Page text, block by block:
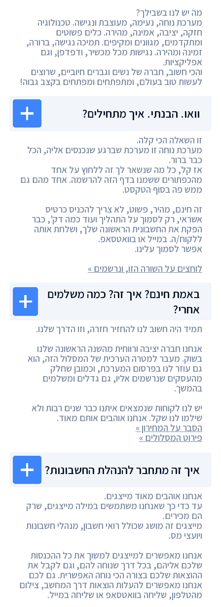
מה יש לנו בשבילך?
מערכת נוחה, נעימה, מעוצבת ונגישה. טכנולוגיה
חזקה, יציבה, אמינה, מהירה. כלים פשוטים
ומתקדמים, מגוונים ומקיפים. תמיכה נגישה, ברורה,
זמינה ומהירה. נגישות מכל מכשיר, ודפדפן, וגם
אפליקציות.
והכי חשוב, חברה של נשים וגברים חיוביים, שרוצים
לעשות טוב בעולם, ומתפתחים ומפתחים בקצב גבוה!
וואו. הבנתי. איך מתחילים?
זו השאלה הכי קלה.
מערכת נוחה זו מערכת שברגע שנכנסים אליה, הכל
כבר ברור.
אז קל, כל מה שנשאר לך זה ללחוץ על אחד
מהכפתורים ששמנו בדף הזה להרשמה. אחד מהם גם
ממש פה בסוף הטקסט.
זה חינם, מהיר, פשוט, לא צריך להכניס כרטיס
אשראי, רק לסמוך על התהליך ועוד כמה דק', כבר
הפקת את החשבונית הראשונה שלך, ושלחת אותה
ללקוח/ה. במייל או בוואטסאפ.
אפשר לסמוך עלינו.
לוחצים על השורה הזו, ונרשמים »
באמת חינם? איך זה? כמה משלמים
אחרי?
תמיד היה חשוב לנו להחזיר חזרה, וזו הדרך שלנו.
אנחנו חברה יציבה ורווחית מהשנה הראשונה שלנו
בשוק. מעבר למטרה הערכית של המסלול הזה, הוא
גם עוזר לנו בפרסום המערכת, וכמובן שחלק
מהעסקים שנרשמים אליו, גם גדלים ומשלמים
בהמשך.
יש לנו לקוחות שנמצאים איתנו כבר שנים רבות ולא
שילמו לנו שקל. אנחנו אוהבים אותם מאוד.
הסבר על המחירון »
פירוט המסלולים »
איך זה מתחבר להנהלת החשבונות?
אנחנו אוהבים מאוד מייצגים.
עד כדי כך שאנחנו משתמשים במילה מייצגים, שרק
הם מכירים.
מייצגים זה מושג שכולל רואי חשבון, מנהלי חשבונות
ויועצי מס.
אנחנו מאפשרים למייצגים למשוך את כל ההכנסות
שלכם אליהם, בכל דרך שנוחה להם, וגם לקבל את
ההוצאות שלכם בצורה הכי נוחה האפשרית. גם לכם
אנחנו מאפשרים להעלות הוצאות דרך המחשב, צילום
מהטלפון, שליחה בוואטסאפ או שליחה במייל.